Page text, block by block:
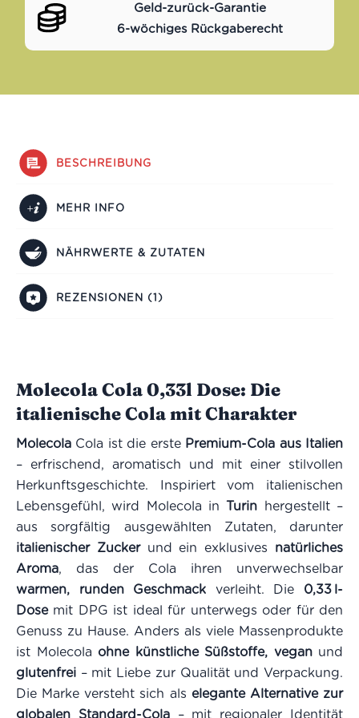
Geld-zurück-Garantie
6-wöchiges Rückgaberecht
BESCHREIBUNG
MEHR INFO
NÄHRWERTE & ZUTATEN
REZENSIONEN (1)
Molecola Cola 0,33l Dose: Die
italienische Cola mit Charakter
Molecola Cola ist die erste Premium-Cola aus Italien
– erfrischend, aromatisch und mit einer stilvollen
Herkunftsgeschichte. Inspiriert vom italienischen
Lebensgefühl, wird Molecola inTurin hergestellt –
aus sorgfältig ausgewählten Zutaten, darunter
italienischer Zuckerund ein exklusives natürliches
Aroma, das der Cola ihren unverwechselbar
warmen, runden Geschmack verleiht. Die 0,33 l-
Dosemit DPG ist ideal für unterwegs oder für den
Genuss zu Hause. Anders als viele Massenprodukte
ist Molecola ohne künstliche Süßstoffe, veganund
glutenfrei – mit Liebe zur Qualität und Verpackung.
Die Marke versteht sich als elegante Alternative zur
globalen Standard-Cola– mit regionaler Identität